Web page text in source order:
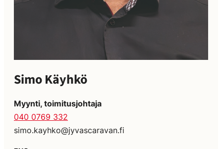
Simo Käyhkö
Myynti, toimitusjohtaja
040 0769 332
simo.kayhko@jyvascaravan.fi